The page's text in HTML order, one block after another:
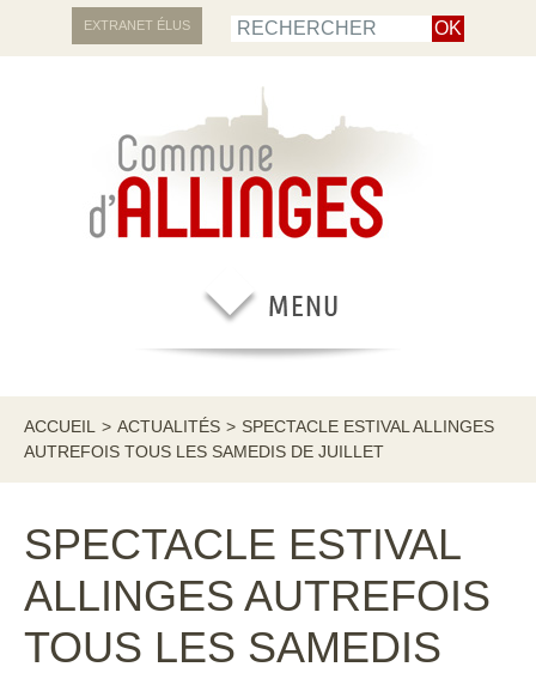
EXTRANET ÉLUS
ACCUEIL > ACTUALITÉS > SPECTACLE ESTIVAL ALLINGES
AUTREFOIS TOUS LES SAMEDIS DE JUILLET
SPECTACLE ESTIVAL
ALLINGES AUTREFOIS
TOUS LES SAMEDIS